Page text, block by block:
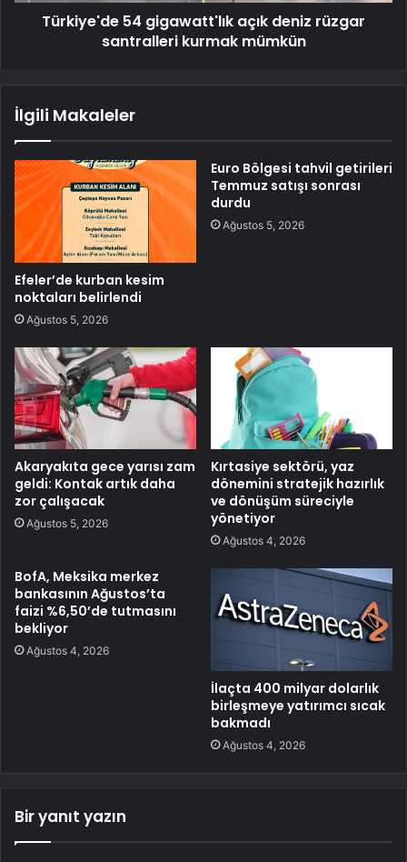
Türkiye'de 54 gigawatt'lık açık deniz rüzgar
santralleri kurmak mümkün
İlgili Makaleler
Efeler’de kurban kesim
noktaları belirlendi
Ağustos 5, 2026
Euro Bölgesi tahvil getirileri
Temmuz satışı sonrası
durdu
Ağustos 5, 2026
Akaryakıta gece yarısı zam
geldi: Kontak artık daha
zor çalışacak
Ağustos 5, 2026
Kırtasiye sektörü, yaz
dönemini stratejik hazırlık
ve dönüşüm süreciyle
yönetiyor
Ağustos 4, 2026
BofA, Meksika merkez
bankasının Ağustos’ta
faizi %6,50’de tutmasını
bekliyor
Ağustos 4, 2026
İlaçta 400 milyar dolarlık
birleşmeye yatırımcı sıcak
bakmadı
Ağustos 4, 2026
Bir yanıt yazın